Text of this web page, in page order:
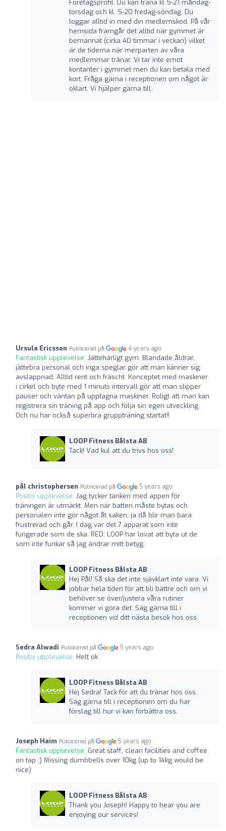
Företagsprofil. Du kan träna kl 5-21 måndag-
torsdag och kl. 5-20 fredag-söndag. Du
loggar alltid in med din medlemskod. På vår
hemsida framgår det alltid när gymmet är
bemannat (cirka 40 timmar i veckan) vilket
är de tiderna när merparten av våra
medlemmar tränar. Vi tar inte emot
kontanter i gymmet men du kan betala med
kort. Fråga gärna i receptionen om något är
oklart. Vi hjälper gärna till.
Ursula Ericsson Publicerad på 4 years ago
Fantastisk upplevelse: Jättehärligt gym. Blandade åldrar,
jättebra personal och inga speglar gör att man känner sig
avslappnad. Alltid rent och fräscht. Konceptet med maskiner
i cirkel och byte med 1 minuts intervall gör att man slipper
pauser och väntan på upptagna maskiner. Roligt att man kan
registrera sin träning på app och följa sin egen utveckling.
Och nu har också superbra gruppträning startat!!
LOOP Fitness Bålsta AB
Tack! Vad kul att du trivs hos oss!
pål christophersen Publicerad på 5 years ago
Positiv upplevelse: Jag tycker tanken med appen för
träningen är utmärkt. Men när batteri måste bytas och
personalen inte gör något åt saken, ja då blir man bara
frustrerad och går. I dag var det 7 apparat som inte
fungerade som de ska. RED: LOOP har lovat att byta ut de
som inte funkar så jag ändrar mitt betyg.
LOOP Fitness Bålsta AB
Hej Pål! Så ska det inte sjävklart inte vara. Vi
jobbar hela tiden för att bli bättre och om vi
behöver se över/justera våra rutiner
kommer vi göra det. Säg gärna till i
receptionen vid ditt nästa besök hos oss.
Sedra Alwadi Publicerad på 5 years ago
Positiv upplevelse: Helt ok
LOOP Fitness Bålsta AB
Hej Sedra! Tack för att du tränar hos oss.
Säg gärna till i receptionen om du har
förslag till hur vi kan förbättra oss.
Joseph Haim Publicerad på 5 years ago
Fantastisk upplevelse: Great staff, clean facilities and coffee
on tap ;) Missing dumbbells over 10kg (up to 14kg would be
nice)
LOOP Fitness Bålsta AB
Thank you Joseph! Happy to hear you are
enjoying our services!